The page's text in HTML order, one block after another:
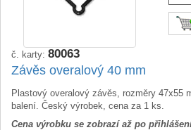
č. karty: 80063
Závěs overalový 40 mm
Plastový overalový závěs, rozměry 47x55
balení. Český výrobek, cena za 1 ks.
Cena výrobku se zobrazí až po